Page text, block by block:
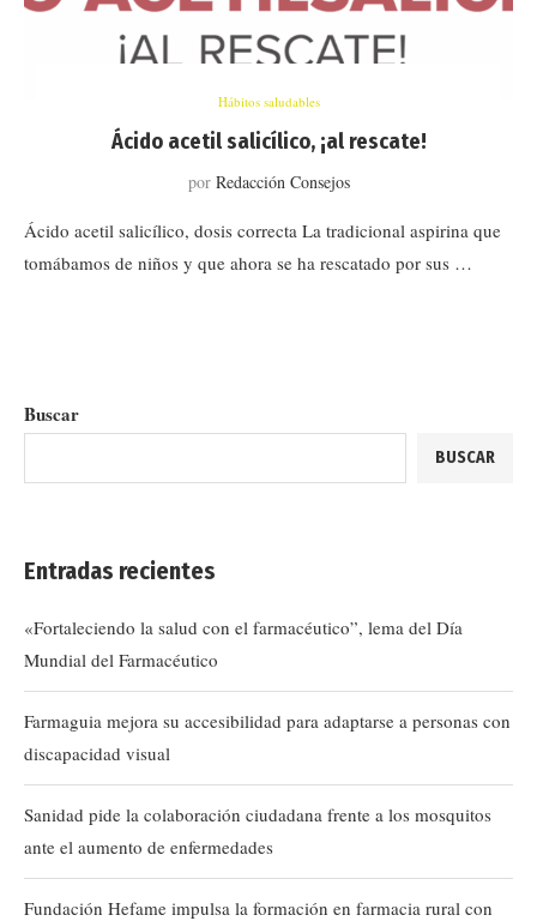
Hábitos saludables
Ácido acetil salicílico, ¡al rescate!
por Redacción Consejos
Ácido acetil salicílico, dosis correcta La tradicional aspirina que
tomábamos de niños y que ahora se ha rescatado por sus …
Buscar
BUSCAR
Entradas recientes
«Fortaleciendo la salud con el farmacéutico”, lema del Día
Mundial del Farmacéutico
Farmaguia mejora su accesibilidad para adaptarse a personas con
discapacidad visual
Sanidad pide la colaboración ciudadana frente a los mosquitos
ante el aumento de enfermedades
Fundación Hefame impulsa la formación en farmacia rural con